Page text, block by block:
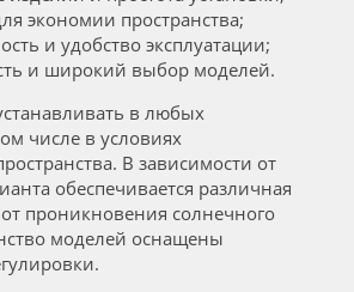
экономии пространства;
и удобство эксплуатации;
и широкий выбор моделей.
в любых
числе в условиях
В зависимости от
обеспечивается различная
проникновения солнечного
моделей оснащены